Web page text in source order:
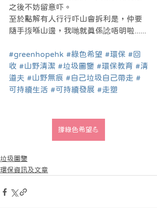
之後不妨留意吓。
至於點解有人行行吓山會拆利是，仲要
隨手揼喺山邊，我哋就真係諗唔明啦......
#greenhopehk #綠色希望 #環保 #回
收 #山野清潔 #垃圾圖鑒 #環保教育 #清
道夫 #山野無痕 #自己垃圾自己帶走 #
可持續生活 #可持續發展 #走塑
撐綠色希望💪
垃圾圖鑒
環保資訊及文章